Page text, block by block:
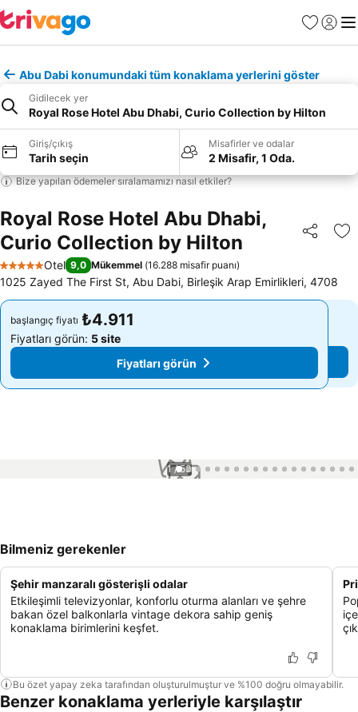
Favoriler
Giriş
Abu Dabi konumundaki tüm konaklama yerlerini göster
Gidilecek yer
Royal Rose Hotel Abu Dhabi, Curio Collection by Hilton
Giriş/çıkış
Tarih seçin
Misafirler ve odalar
2 Misafir, 1 Oda.
Bize yapılan ödemeler sıralamamızı nasıl etkiler?
Royal Rose Hotel Abu Dhabi,
Curio Collection by Hilton
Paylaş
5 Yıldız
Otel 9,0 Mükemmel (16.288 misafir puanı)
1025 Zayed The First St, Abu Dabi, Birleşik Arap Emirlikleri, 4708
başlangıç fiyatı ₺4.911
Fiyatları görün: 5 site
Fiyatları görün
başlangıç fiyatı ₺4.911
Fiyatları görün: 5 site
Fiyatları görün
1 / 53
Bilmeniz gerekenler
Şehir manzaralı gösterişli odalar
Etkileşimli televizyonlar, konforlu oturma alanları ve şehre
bakan özel balkonlarla vintage dekora sahip geniş
konaklama birimlerini keşfet.
Bu özet yapay zeka tarafından oluşturulmuştur ve %100 doğru olmayabilir.
Benzer konaklama yerleriyle karşılaştır